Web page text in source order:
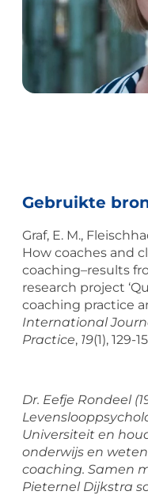
Gebruikte
Graf, E. M.,
How coaches and
coaching–results
research project
coaching practice
International
Practice, 19(1), 129-
Dr. Eefje Rondeel
Universiteit en
onderwijs en
coaching. Samen
Pieternel Dijkstra